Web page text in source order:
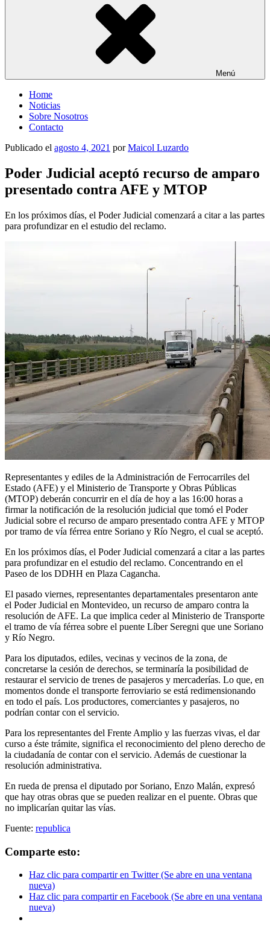
Menú
Home
Noticias
Sobre Nosotros
Contacto
Publicado el agosto 4, 2021 porMaicol Luzardo
Poder Judicial aceptó recurso de amparo
presentado contra AFE y MTOP
En los próximos días, el Poder Judicial comenzará a citar a las partes
para profundizar en el estudio del reclamo.
Representantes y ediles de la Administración de Ferrocarriles del
Estado (AFE) y el Ministerio de Transporte y Obras Públicas
(MTOP) deberán concurrir en el día de hoy a las 16:00 horas a
firmar la notificación de la resolución judicial que tomó el Poder
Judicial sobre el recurso de amparo presentado contra AFE y MTOP
por tramo de vía férrea entre Soriano y Río Negro, el cual se aceptó.
En los próximos días, el Poder Judicial comenzará a citar a las partes
para profundizar en el estudio del reclamo. Concentrando en el
Paseo de los DDHH en Plaza Cagancha.
El pasado viernes, representantes departamentales presentaron ante
el Poder Judicial en Montevideo, un recurso de amparo contra la
resolución de AFE. La que implica ceder al Ministerio de Transporte
el tramo de vía férrea sobre el puente Líber Seregni que une Soriano
y Río Negro.
Para los diputados, ediles, vecinas y vecinos de la zona, de
concretarse la cesión de derechos, se terminaría la posibilidad de
restaurar el servicio de trenes de pasajeros y mercaderías. Lo que, en
momentos donde el transporte ferroviario se está redimensionando
en todo el país. Los productores, comerciantes y pasajeros, no
podrían contar con el servicio.
Para los representantes del Frente Amplio y las fuerzas vivas, el dar
curso a éste trámite, significa el reconocimiento del pleno derecho de
la ciudadanía de contar con el servicio. Además de cuestionar la
resolución administrativa.
En rueda de prensa el diputado por Soriano, Enzo Malán, expresó
que hay otras obras que se pueden realizar en el puente. Obras que
no implicarían quitar las vías.
Fuente: republica
Comparte esto:
Haz clic para compartir en Twitter (Se abre en una ventana
nueva)
Haz clic para compartir en Facebook (Se abre en una ventana
nueva)